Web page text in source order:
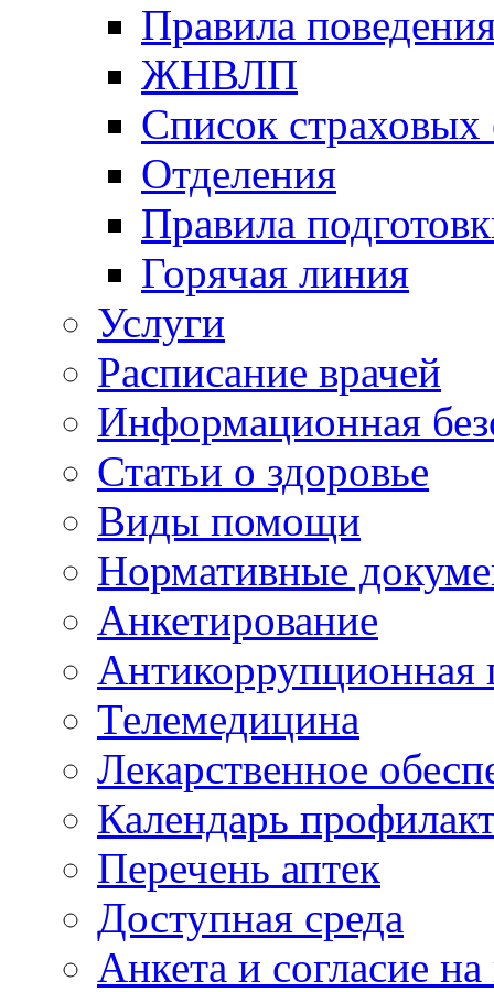
Правила
ЖНВЛП
Список страховых
Отделения
Правила
Горячая линия
Услуги
Расписание врачей
Информационная
Статьи о здоровье
Виды помощи
Нормативные
Анкетирование
Антикоррупционная
Телемедицина
Лекарственное
Календарь
Перечень аптек
Доступная среда
Анкета и согласие